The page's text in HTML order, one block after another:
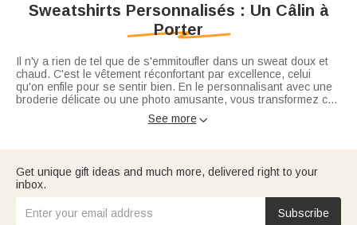
Sweatshirts Personnalisés : Un Câlin à
Porter
Il n'y a rien de tel que de s'emmitoufler dans un sweat doux et
chaud. C'est le vêtement réconfortant par excellence, celui
qu'on enfile pour se sentir bien. En le personnalisant avec une
broderie délicate ou une photo amusante, vous transformez ce
basique en une pièce favorite. Idéal pour les soirées fraîches, il
complète parfaitement votre garde-robe. Pour les journées plus
See more
Get unique gift ideas and much more, delivered right to your
inbox.
Subscribe